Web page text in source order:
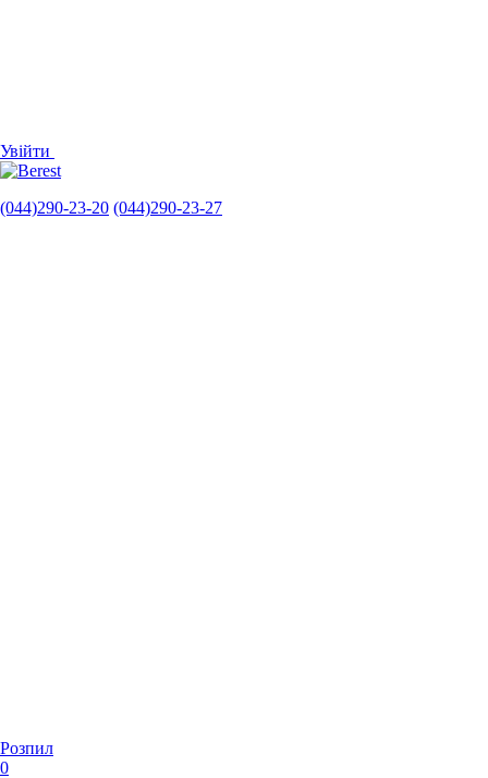
Увійти
(044)290-23-20 (044)290-23-27
Розпил
0